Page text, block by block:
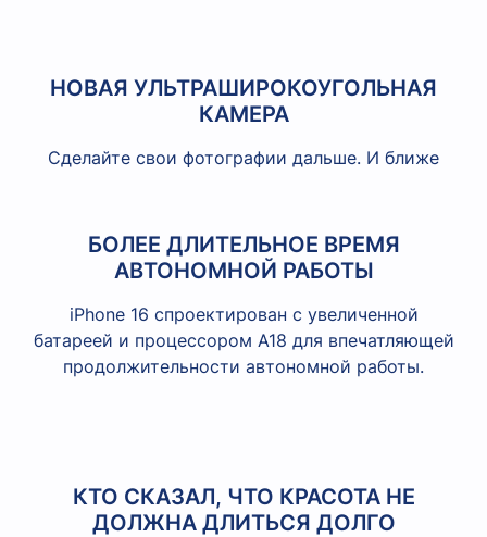
НОВАЯ УЛЬТРАШИРОКОУГОЛЬНАЯ
КАМЕРА
Сделайте свои фотографии дальше. И ближе
БОЛЕЕ ДЛИТЕЛЬНОЕ ВРЕМЯ
АВТОНОМНОЙ РАБОТЫ
iPhone 16 спроектирован с увеличенной
батареей и процессором A18 для впечатляющей
продолжительности автономной работы.
КТО СКАЗАЛ, ЧТО КРАСОТА НЕ
ДОЛЖНА ДЛИТЬСЯ ДОЛГО